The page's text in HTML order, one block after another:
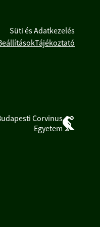
Süti és Adatkezelés
Tájékoztató
Corvinus
Egyetem